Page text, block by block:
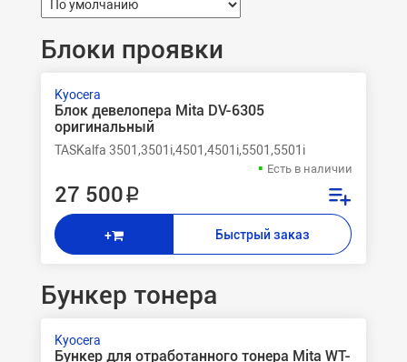
Блоки проявки
Kyocera
Блок девелопера Mita DV-6305
оригинальный
TASKalfa 3501,3501i,4501,4501i,5501,5501i
Есть в наличии
27 500 ₽
+ Быстрый заказ
Бункер тонера
Kyocera
Бункер для отработанного тонера Mita WT-